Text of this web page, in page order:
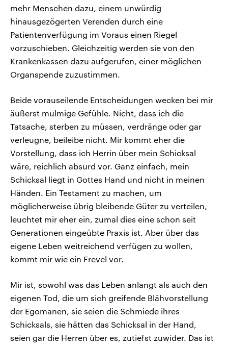
mehr Menschen dazu, einem unwürdig
hinausgezögerten Verenden durch eine
Patientenverfügung im Voraus einen Riegel
vorzuschieben. Gleichzeitig werden sie von den
Krankenkassen dazu aufgerufen, einer möglichen
Organspende zuzustimmen.
Beide vorauseilende Entscheidungen wecken bei mir
äußerst mulmige Gefühle. Nicht, dass ich die
Tatsache, sterben zu müssen, verdränge oder gar
verleugne, beileibe nicht. Mir kommt eher die
Vorstellung, dass ich Herrin über mein Schicksal
wäre, reichlich absurd vor. Ganz einfach, mein
Schicksal liegt in Gottes Hand und nicht in meinen
Händen. Ein Testament zu machen, um
möglicherweise übrig bleibende Güter zu verteilen,
leuchtet mir eher ein, zumal dies eine schon seit
Generationen eingeübte Praxis ist. Aber über das
eigene Leben weitreichend verfügen zu wollen,
kommt mir wie ein Frevel vor.
Mir ist, sowohl was das Leben anlangt als auch den
eigenen Tod, die um sich greifende Blähvorstellung
der Egomanen, sie seien die Schmiede ihres
Schicksals, sie hätten das Schicksal in der Hand,
seien gar die Herren über es, zutiefst zuwider. Das ist